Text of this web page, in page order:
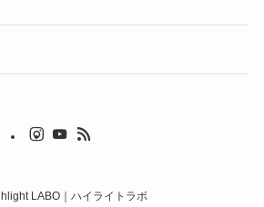
LABO｜ハイライトラボ